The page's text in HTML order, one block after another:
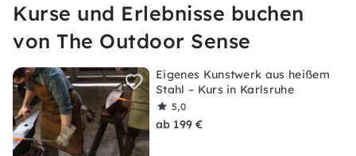
Kurse und Erlebnisse buchen
von The Outdoor Sense
Eigenes Kunstwerk aus heißem
Stahl – Kurs in Karlsruhe
5,0
ab 199 €